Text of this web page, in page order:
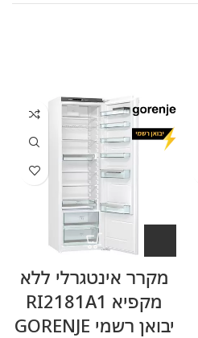
מקרר אינטגרלי ללא
מקפיא RI2181A1
יבואן רשמי GORENJE